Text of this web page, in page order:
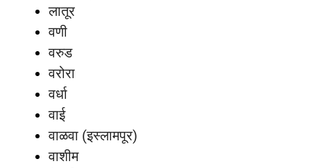
लातूर
वणी
वरुड
वरोरा
वर्धा
वाई
वाळवा (इस्लामपूर)
वाशीम